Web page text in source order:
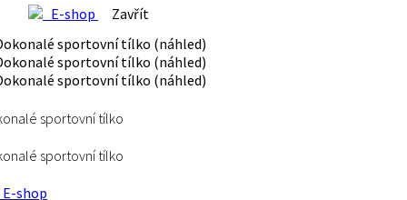
E-shop
Zavřít
sportovní tílko
sportovní tílko
shop